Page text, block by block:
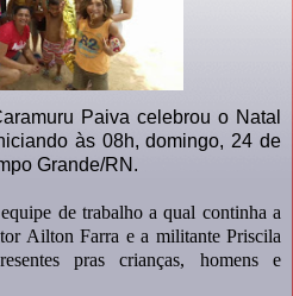
Paiva celebrou o Natal
às 08h, domingo, 24 de
Grande/RN.
de trabalho a qual continha a
Ailton Farra e a militante Priscila
pras crianças, homens e